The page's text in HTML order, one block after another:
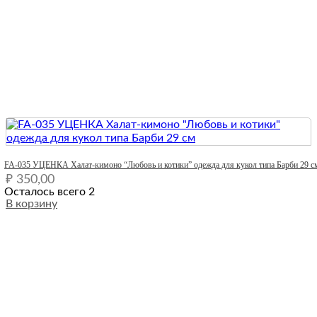
FA-035 УЦЕНКА Халат-кимоно “Любовь и котики” одежда для кукол типа Барби 29
₽ 350,00
Осталось всего 2
В корзину